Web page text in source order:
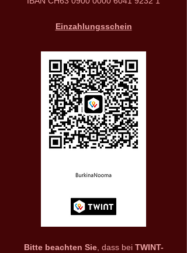
Einzahlungsschein
Bitte beachten Sie, dass bei TWINT-